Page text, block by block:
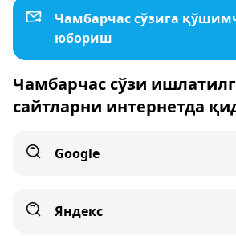
Чамбарчас сўзига
юбориш
Чамбарчас сўзи
сайтларни интернетда
Google
Яндекс